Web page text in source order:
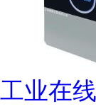
工业在